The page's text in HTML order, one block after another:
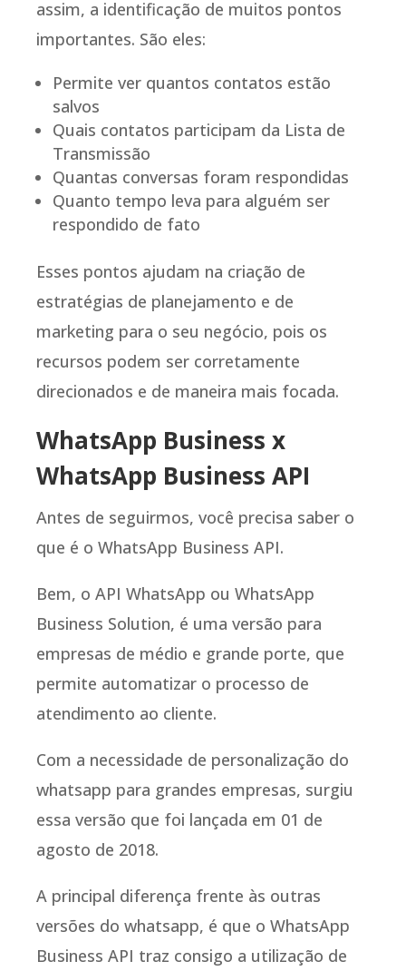
assim, a identificação de muitos pontos
importantes. São eles:
Permite ver quantos contatos estão
salvos
Quais contatos participam da Lista de
Transmissão
Quantas conversas foram respondidas
Quanto tempo leva para alguém ser
respondido de fato
Esses pontos ajudam na criação de
estratégias de planejamento e de
marketing para o seu negócio, pois os
recursos podem ser corretamente
direcionados e de maneira mais focada.
WhatsApp Business x
WhatsApp Business API
Antes de seguirmos, você precisa saber o
que é o WhatsApp Business API.
Bem, o API WhatsApp ou WhatsApp
Business Solution, é uma versão para
empresas de médio e grande porte, que
permite automatizar o processo de
atendimento ao cliente.
Com a necessidade de personalização do
whatsapp para grandes empresas, surgiu
essa versão que foi lançada em 01 de
agosto de 2018.
A principal diferença frente às outras
versões do whatsapp, é que o WhatsApp
Business API traz consigo a utilização de